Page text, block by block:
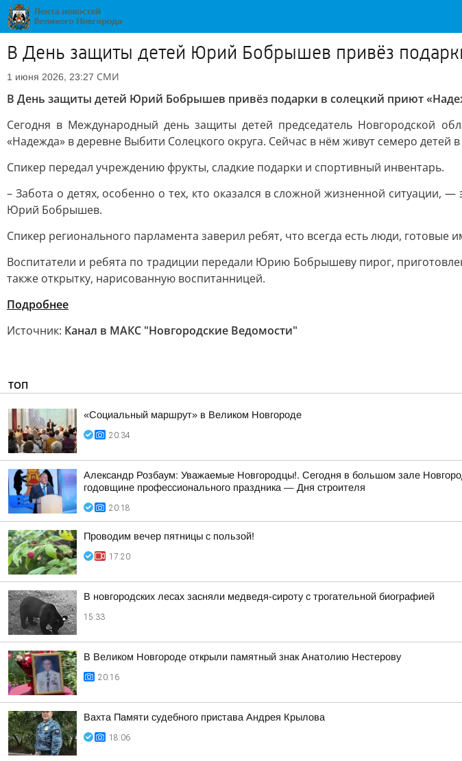
В День защиты детей Юрий Бобрышев привёз
1 июня 2026, 23:27 СМИ
В День защиты детей Юрий Бобрышев привёз подарки в солецкий приют
Сегодня в Международный день защиты детей председатель Новгородской
«Надежда» в деревне Выбити Солецкого округа. Сейчас в нём живут семеро детей в
Спикер передал учреждению фрукты, сладкие подарки и спортивный инвентарь.
– Забота о детях, особенно о тех, кто оказался в сложной жизненной ситуации,
Юрий Бобрышев.
Спикер регионального парламента заверил ребят, что всегда есть люди, готовые
Воспитатели и ребята по традиции передали Юрию Бобрышеву пирог,
также открытку, нарисованную воспитанницей.
Подробнее
Источник: Канал в МАКС "Новгородские Ведомости"
ТОП
«Социальный маршрут» в Великом Новгороде
20:34
Александр Розбаум: Уважаемые Новгородцы!. Сегодня в большом зале
годовщине профессионального праздника — Дня строителя
20:18
Проводим вечер пятницы с пользой!
17:20
В новгородских лесах засняли медведя-сироту с трогательной биографией
15:33
В Великом Новгороде открыли памятный знак Анатолию Нестерову
20:16
Вахта Памяти судебного пристава Андрея Крылова
18:06